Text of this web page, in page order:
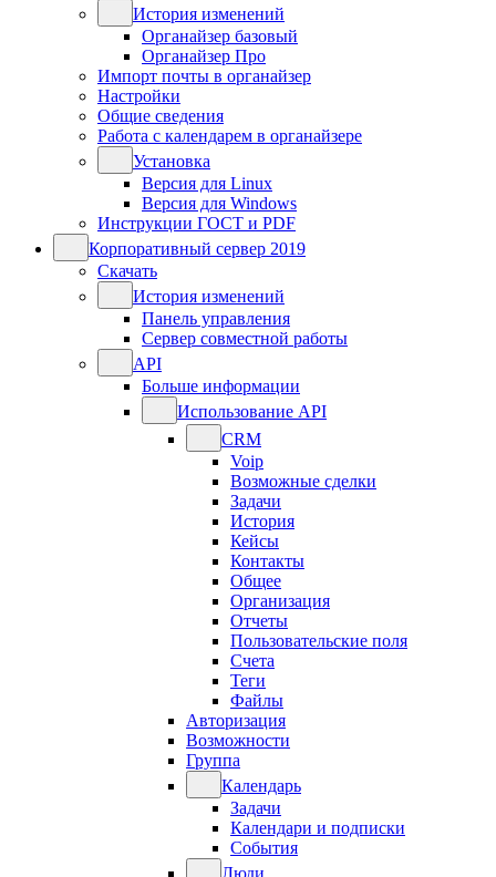
История изменений
Органайзер базовый
Органайзер Про
Импорт почты в органайзер
Настройки
Общие сведения
Работа с календарем в органайзере
Установка
Версия для Linux
Версия для Windows
Инструкции ГОСТ и PDF
Корпоративный сервер 2019
Скачать
История изменений
Панель управления
Сервер совместной работы
API
Больше информации
Использование API
CRM
Voip
Возможные сделки
Задачи
История
Кейсы
Контакты
Общее
Организация
Отчеты
Пользовательские поля
Счета
Теги
Файлы
Авторизация
Возможности
Группа
Календарь
Задачи
Календари и подписки
События
Люди